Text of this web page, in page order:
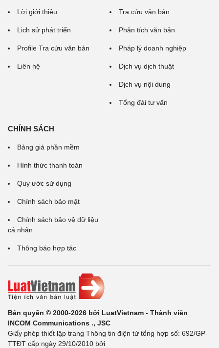
Lời giới thiệu
Lịch sử phát triển
Profile Tra cứu văn bản
Liên hệ
Tra cứu văn bản
Phân tích văn bản
Pháp lý doanh nghiệp
Dịch vụ dịch thuật
Dịch vụ nội dung
Tổng đài tư vấn
CHÍNH SÁCH
Bảng giá phần mềm
Hình thức thanh toán
Quy ước sử dụng
Chính sách bảo mật
Chính sách bảo vệ dữ liệu
cá nhân
Thông báo hợp tác
Bản quyền © 2000-2026 bởi LuatVietnam - Thành viên
INCOM Communications ., JSC
Giấy phép thiết lập trang Thông tin điện tử tổng hợp số: 692/GP-
TTĐT cấp ngày 29/10/2010 bởi